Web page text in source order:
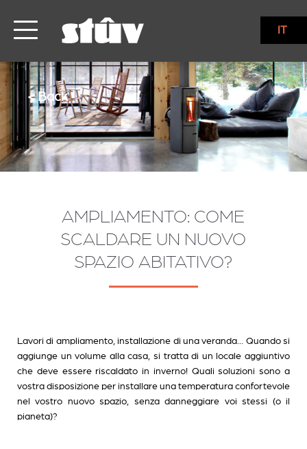
IT
< Back
AMPLIAMENTO: COME
SCALDARE UN NUOVO
SPAZIO ABITATIVO?
Lavori di ampliamento, installazione di una veranda... Quando si
aggiunge un volume alla casa, si tratta di un locale aggiuntivo
che deve essere riscaldato in inverno! Quali soluzioni sono a
vostra disposizione per installare una temperatura confortevole
nel vostro nuovo spazio, senza danneggiare voi stessi (o il
pianeta)?